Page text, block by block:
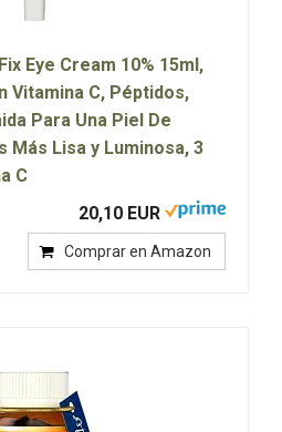
Eye Cream 10% 15ml,
Vitamina C, Péptidos,
Para Una Piel De
Más Lisa y Luminosa, 3
C
20,10 EUR
Comprar en Amazon